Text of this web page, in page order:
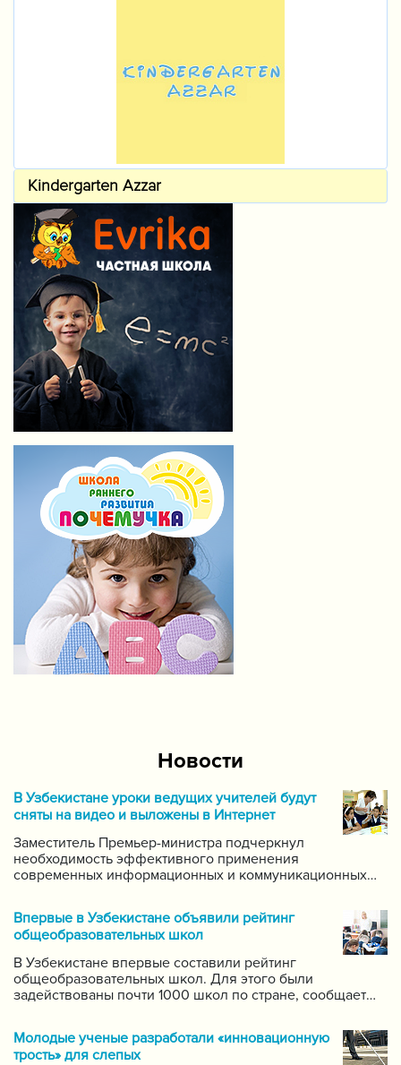
Kindergarten Azzar
Новости
В Узбекистане уроки ведущих учителей будут
сняты на видео и выложены в Интернет
Заместитель Премьер-министра подчеркнул
необходимость эффективного применения
современных информационных и коммуникационных
систему для размещения в интернете видео-уроков
самых ведущих учителей по каждому предмету.
Впервые в Узбекистане объявили рейтинг
общеобразовательных школ
В Узбекистане впервые составили рейтинг
общеобразовательных школ. Для этого были
задействованы почти 1000 школ по стране, сообщает
за качеством образования при Кабинете Министров
Республики Узбекистан.
Молодые ученые разработали «инновационную
трость» для слепых